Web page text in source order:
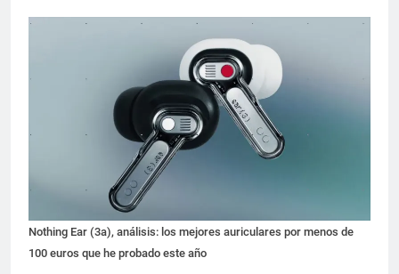
Nothing Ear (3a), análisis: los mejores auriculares por menos de
100 euros que he probado este año